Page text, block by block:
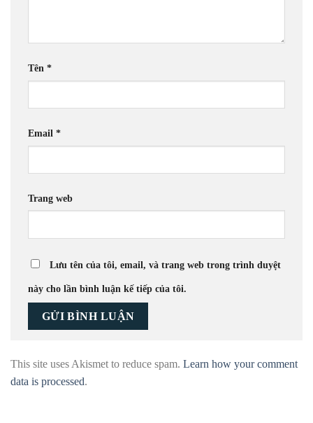
Tên *
Email *
Trang web
Lưu tên của tôi, email, và trang web trong trình duyệt
này cho lần bình luận kế tiếp của tôi.
This site uses Akismet to reduce spam. Learn how your comment
data is processed.